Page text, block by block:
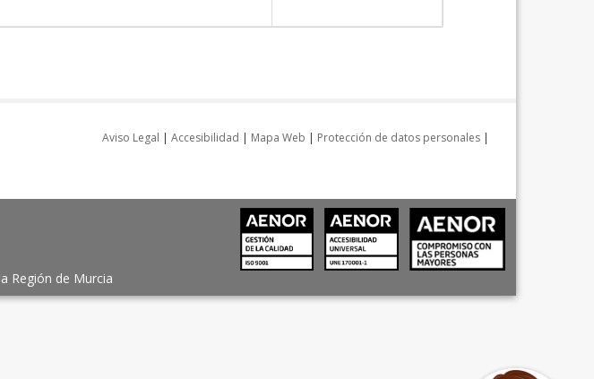
Aviso Legal | Accesibilidad | Mapa Web | Protección de datos personales |
Región de Murcia